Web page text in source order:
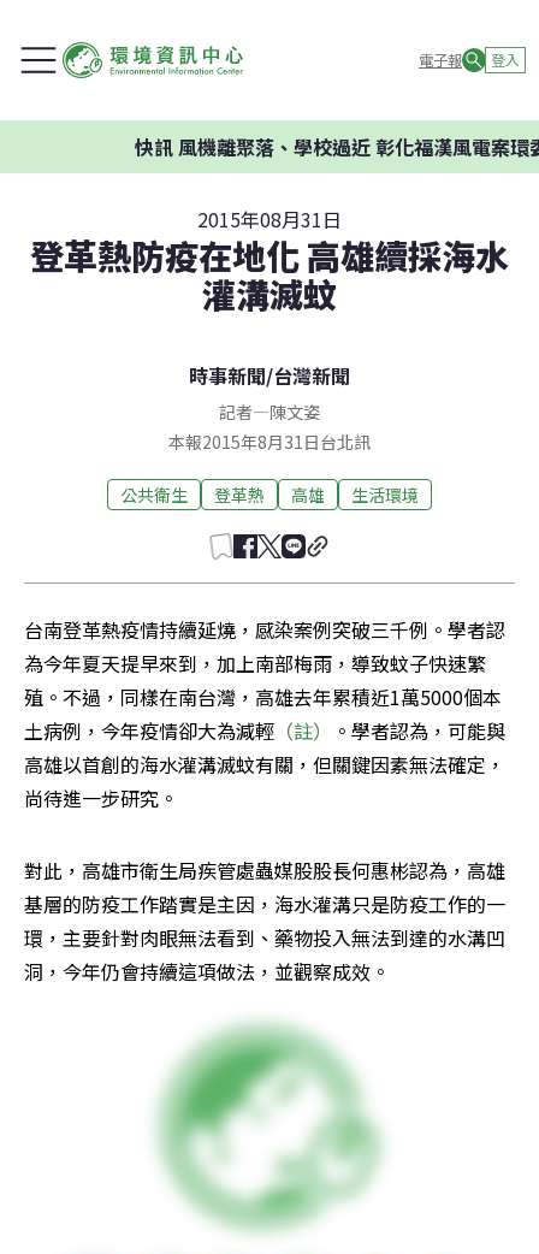
電子報 登入
快訊風機離聚落、學校過近 彰化福漢風電案環委建
2015年08月31日
登革熱防疫在地化 高雄續採海水
灌溝滅蚊
時事新聞/台灣新聞
記者—陳文姿
本報2015年8月31日台北訊
公共衛生 登革熱 高雄 生活環境
台南登革熱疫情持續延燒，感染案例突破三千例。學者認
為今年夏天提早來到，加上南部梅雨，導致蚊子快速繁
殖。不過，同樣在南台灣，高雄去年累積近1萬5000個本
土病例，今年疫情卻大為減輕 （註）
。學者認為，可能與
高雄以首創的海水灌溝滅蚊有關，但關鍵因素無法確定，
尚待進一步研究。
對此，高雄市衛生局疾管處蟲媒股股長何惠彬認為，高雄
基層的防疫工作踏實是主因，海水灌溝只是防疫工作的一
環，主要針對肉眼無法看到、藥物投入無法到達的水溝凹
洞，今年仍會持續這項做法，並觀察成效。